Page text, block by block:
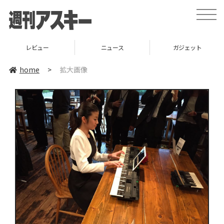
toggle
レビュー ニュース ガジェット
home > 拡大画像